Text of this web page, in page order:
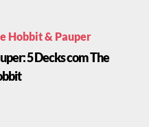
Hobbit & Pauper
5 Decks com The